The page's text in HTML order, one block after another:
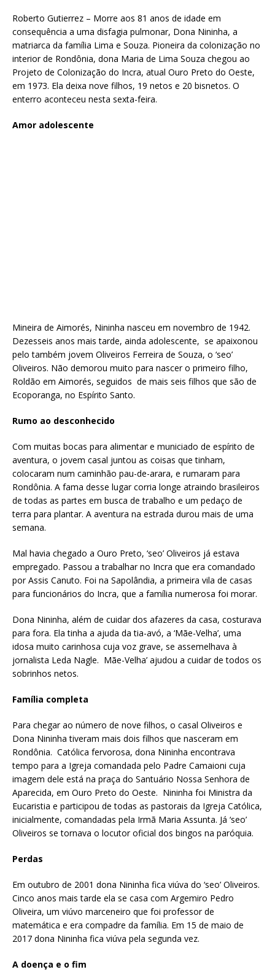
Roberto Gutierrez – Morre aos 81 anos de idade em
consequência a uma disfagia pulmonar, Dona Nininha, a
matriarca da família Lima e Souza. Pioneira da colonização no
interior de Rondônia, dona Maria de Lima Souza chegou ao
Projeto de Colonização do Incra, atual Ouro Preto do Oeste,
em 1973. Ela deixa nove filhos, 19 netos e 20 bisnetos. O
enterro aconteceu nesta sexta-feira.
Amor adolescente
Mineira de Aimorés, Nininha nasceu em novembro de 1942.
Dezesseis anos mais tarde, ainda adolescente, se apaixonou
pelo também jovem Oliveiros Ferreira de Souza, o ‘seo’
Oliveiros. Não demorou muito para nascer o primeiro filho,
Roldão em Aimorés, seguidos de mais seis filhos que são de
Ecoporanga, no Espírito Santo.
Rumo ao desconhecido
Com muitas bocas para alimentar e municiado de espírito de
aventura, o jovem casal juntou as coisas que tinham,
colocaram num caminhão pau-de-arara, e rumaram para
Rondônia. A fama desse lugar corria longe atraindo brasileiros
de todas as partes em busca de trabalho e um pedaço de
terra para plantar. A aventura na estrada durou mais de uma
semana.
Mal havia chegado a Ouro Preto, ‘seo’ Oliveiros já estava
empregado. Passou a trabalhar no Incra que era comandado
por Assis Canuto. Foi na Sapolândia, a primeira vila de casas
para funcionários do Incra, que a família numerosa foi morar.
Dona Nininha, além de cuidar dos afazeres da casa, costurava
para fora. Ela tinha a ajuda da tia-avó, a ‘Mãe-Velha’, uma
idosa muito carinhosa cuja voz grave, se assemelhava à
jornalista Leda Nagle. Mãe-Velha’ ajudou a cuidar de todos os
sobrinhos netos.
Família completa
Para chegar ao número de nove filhos, o casal Oliveiros e
Dona Nininha tiveram mais dois filhos que nasceram em
Rondônia. Católica fervorosa, dona Nininha encontrava
tempo para a Igreja comandada pelo Padre Camaioni cuja
imagem dele está na praça do Santuário Nossa Senhora de
Aparecida, em Ouro Preto do Oeste. Nininha foi Ministra da
Eucaristia e participou de todas as pastorais da Igreja Católica,
inicialmente, comandadas pela Irmã Maria Assunta. Já ‘seo’
Oliveiros se tornava o locutor oficial dos bingos na paróquia.
Perdas
Em outubro de 2001 dona Nininha fica viúva do ‘seo’ Oliveiros.
Cinco anos mais tarde ela se casa com Argemiro Pedro
Oliveira, um viúvo marceneiro que foi professor de
matemática e era compadre da família. Em 15 de maio de
2017 dona Nininha fica viúva pela segunda vez.
A doença e o fim